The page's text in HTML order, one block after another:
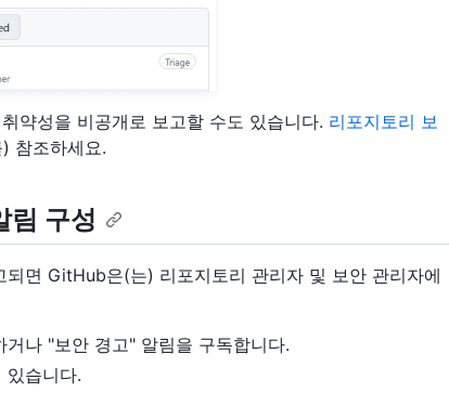
약성을 비공개로 보고할 수도 있습니다. 리포지토리 보
참조하세요.
림 구성
면 GitHub은(는) 리포지토리 관리자 및 보안 관리자에
나 "보안 경고" 알림을 구독합니다.
있습니다.